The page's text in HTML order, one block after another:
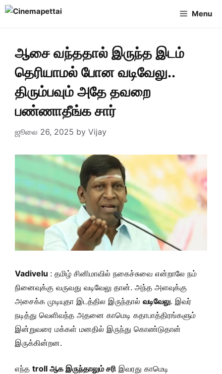
Skip
Menu
ஆசை வந்ததால் இருந்த இடம்
தெரியாமல் போன வடிவேலு..
திரும்பவும் அதே தவறை
பண்ணாதீங்க சார்
ஜூலை 26, 2025 by Vijay
Vadivelu : தமிழ் சினிமாவில் நகைச்சுவை என்றாலே நம்
நினைவுக்கு வருவது வடிவேலு தான். அந்த அளவுக்கு
அசைக்க முடியுதா இடத்தில இருந்தால் வடிவேலு. இவர்
நடித்து வெளிவந்த அதனை காமெடி கதாபாத்திரங்களும்
இன்றுவரை மக்கள் மனதில் இருந்து கொண்டுதான்
இருக்கின்றன.
எந்த troll ஆக இருந்தாலும் சரி இவரது காமெடி